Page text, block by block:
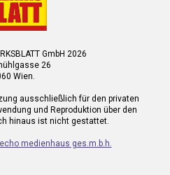
GmbH 2026
26
Wien.
ausschließlich für den privaten
und Reproduktion über den
hinaus ist nicht gestattet.
echo medienhaus ges.m.b.h.